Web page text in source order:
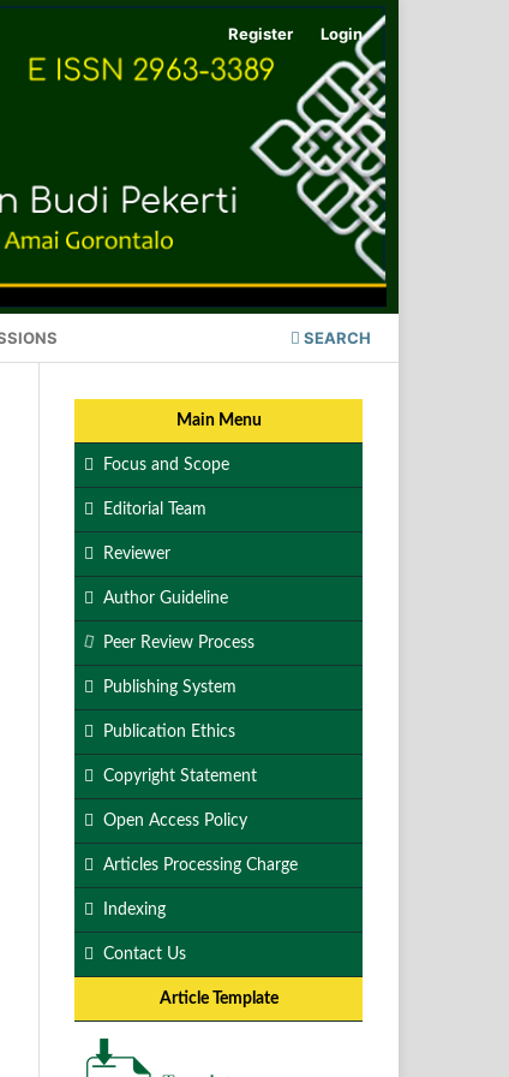
SEARCH
Register Login
Main Menu
Focus and Scope
Editorial Team
Reviewer
Author Guideline
Peer Review Process
Publishing System
Publication Ethics
Copyright Statement
Open Access Policy
Articles Processing Charge
Indexing
Contact Us
Article Template